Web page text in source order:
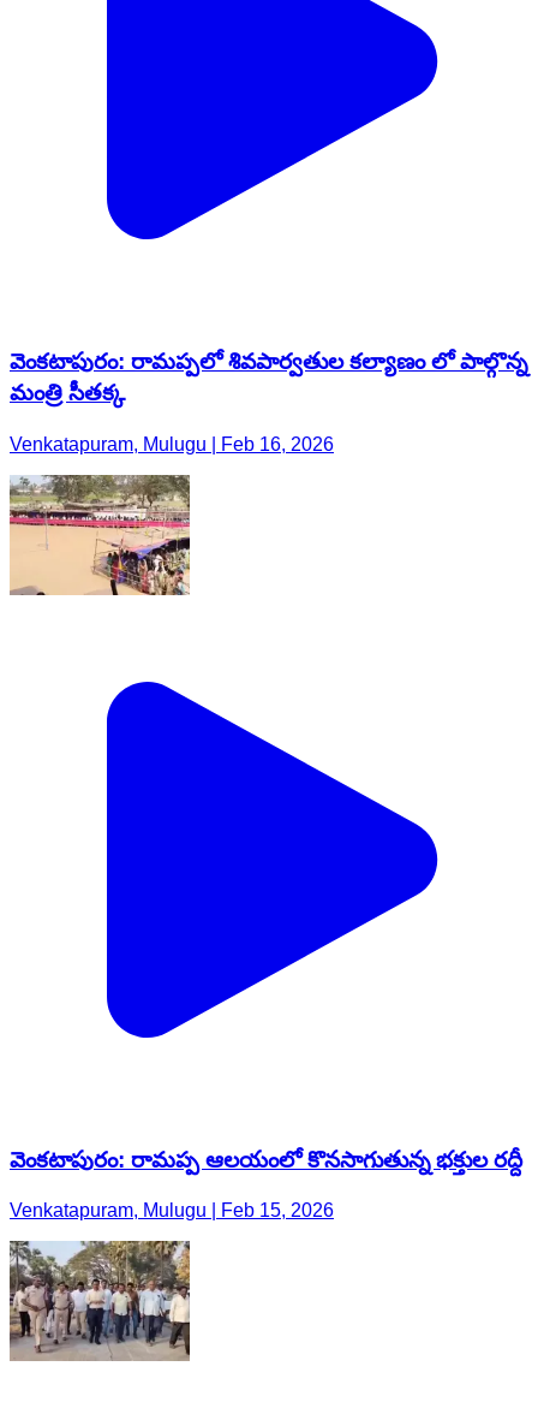
వెంకటాపురం: రామప్పలో శివపార్వతుల కల్యాణం లో పాల్గొన్న
మంత్రి సీతక్క
Venkatapuram, Mulugu | Feb 16, 2026
వెంకటాపురం: రామప్ప ఆలయంలో కొనసాగుతున్న భక్తుల రద్దీ
Venkatapuram, Mulugu | Feb 15, 2026